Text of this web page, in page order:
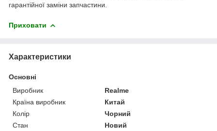
гарантійної заміни запчастини.
Приховати
Характеристики
Основні
Виробник
Realme
Країна виробник
Китай
Колір
Чорний
Стан
Новий